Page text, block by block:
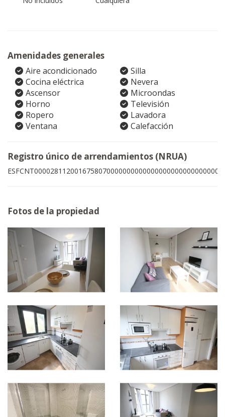
Amenidades generales
Aire acondicionado
Silla
Cocina eléctrica
Nevera
Ascensor
Microondas
Horno
Televisión
Ropero
Lavadora
Ventana
Calefacción
Registro único de arrendamientos (NRUA)
ESFCNT00002811200167580700000000000000000000000000007
Fotos de la propiedad